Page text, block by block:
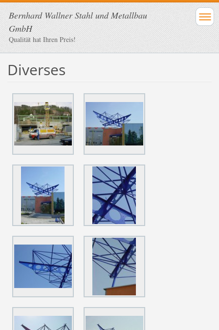
Bernhard Wallner Stahl und Metallbau
GmbH
Qualität hat Ihren Preis!
Diverses